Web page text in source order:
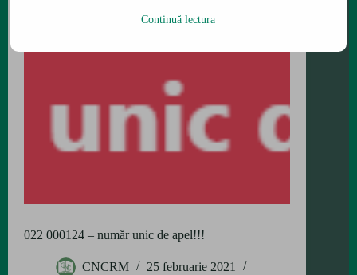
022 000124 – număr unic de apel!!!
CNCRM
25 februarie 2021
Continuă lectura